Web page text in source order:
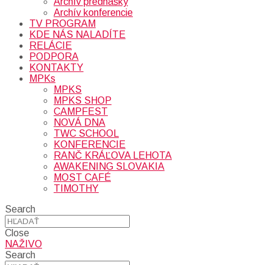
Archív konferencie
TV PROGRAM
KDE NÁS NALADÍTE
RELÁCIE
PODPORA
KONTAKTY
MPKs
MPKS
MPKS SHOP
CAMPFEST
NOVÁ DNA
TWC SCHOOL
KONFERENCIE
RANČ KRÁĽOVA LEHOTA
AWAKENING SLOVAKIA
MOST CAFÉ
TIMOTHY
Search
Close
NAŽIVO
Search